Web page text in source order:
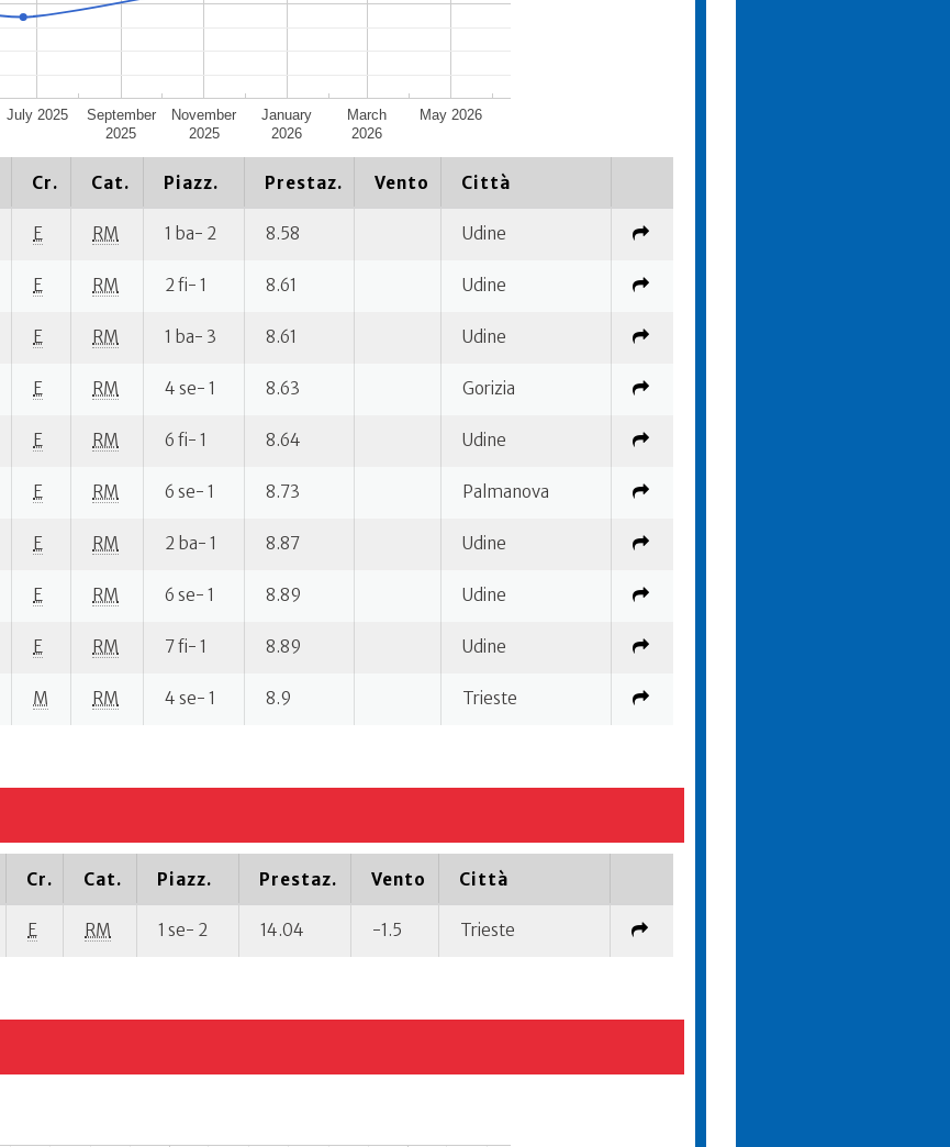
July 2025
September
2025
November
2025
January
2026
March
2026
May 2026
Cr. Cat. Piazz. Prestaz. Vento Città
E RM 1 ba- 2 8.58 Udine
E RM 2 fi- 1 8.61 Udine
E RM 1 ba- 3 8.61 Udine
E RM 4 se- 1 8.63 Gorizia
E RM 6 fi- 1 8.64 Udine
E RM 6 se- 1 8.73 Palmanova
E RM 2 ba- 1 8.87 Udine
E RM 6 se- 1 8.89 Udine
E RM 7 fi- 1 8.89 Udine
M RM 4 se- 1 8.9 Trieste
Cr. Cat. Piazz. Prestaz. Vento Città
E RM 1 se- 2 14.04 -1.5 Trieste